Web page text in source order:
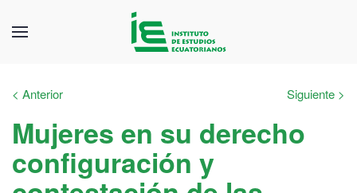
< Anterior Siguiente >
Mujeres en su derecho
configuración y